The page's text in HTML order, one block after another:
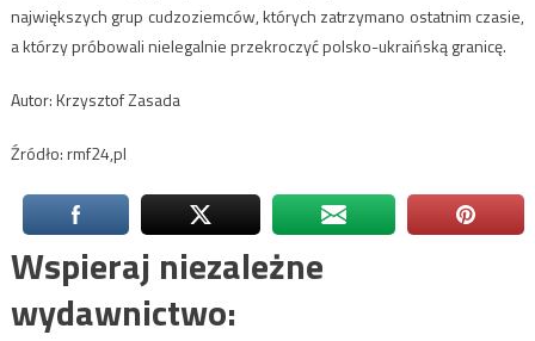
największych grup cudzoziemców, których zatrzymano ostatnim czasie,
a którzy próbowali nielegalnie przekroczyć polsko-ukraińską granicę.
Autor: Krzysztof Zasada
Źródło: rmf24,pl
Wspieraj niezależne
wydawnictwo: